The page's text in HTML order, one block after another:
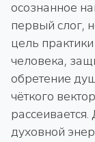
осознанное
первый слог,
цель
человека,
обретение
чёткого
духовной